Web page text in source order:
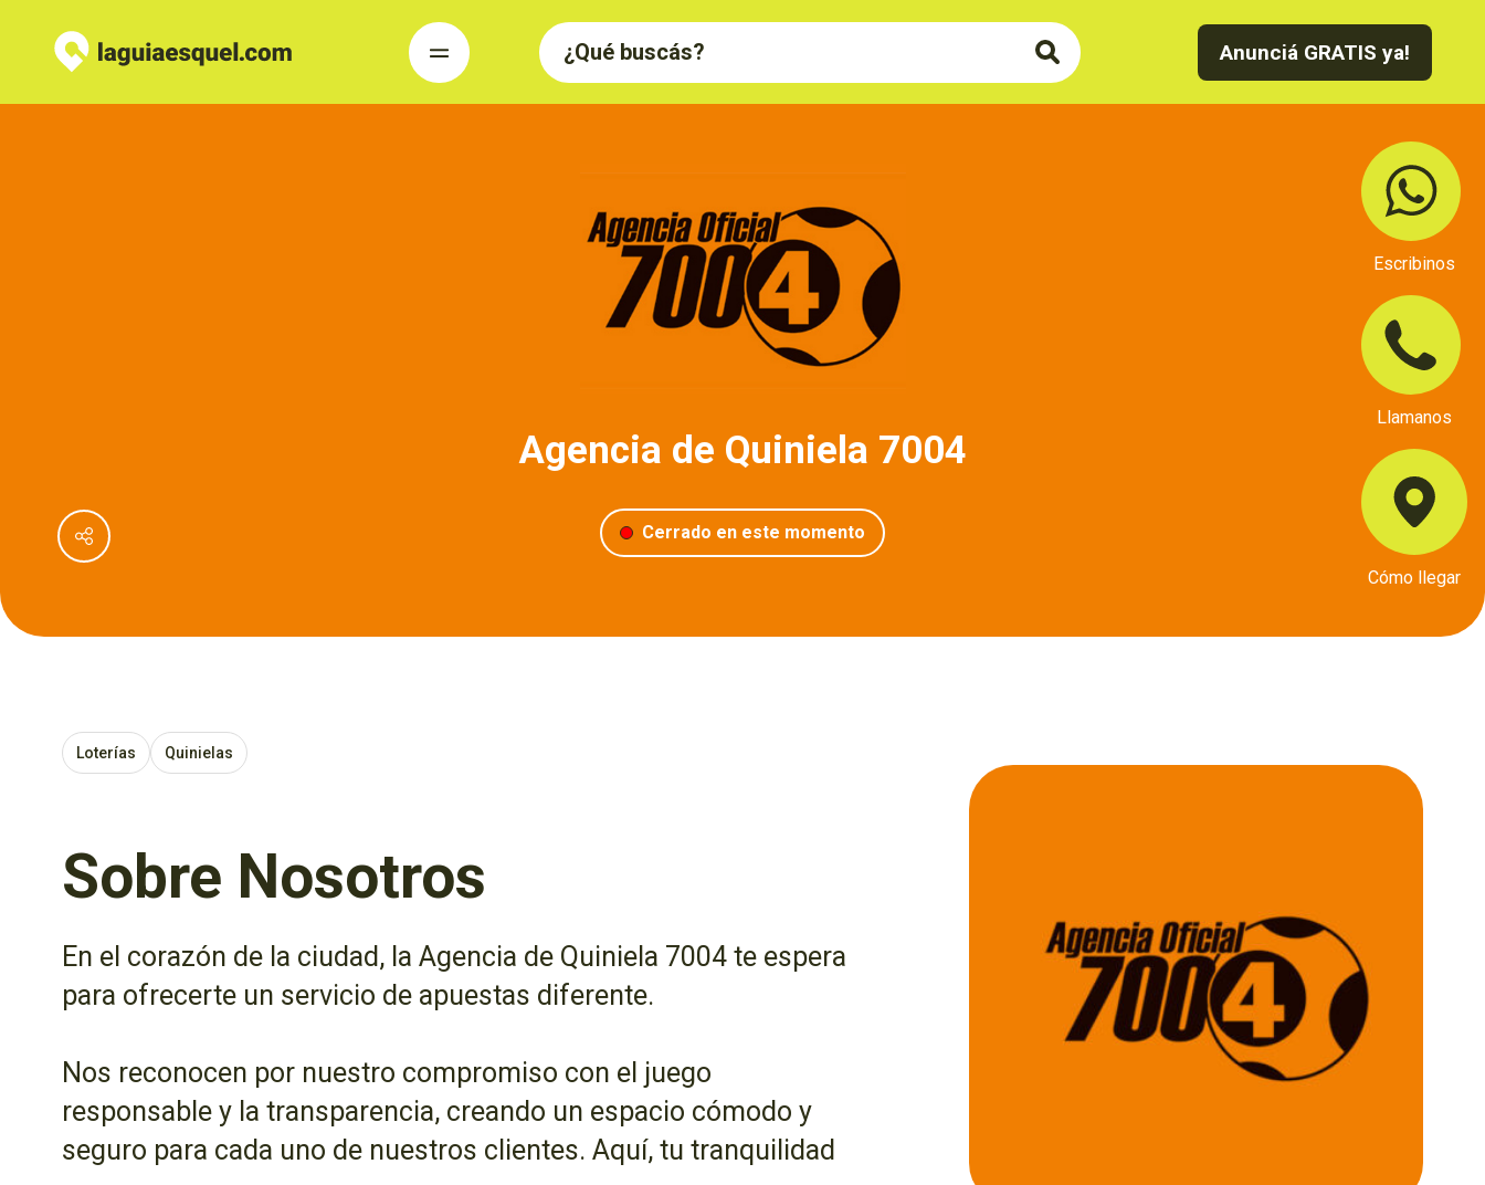
Anunciá GRATIS ya!
Agencia de Quiniela 7004
Cerrado en este momento
Escribinos
Llamanos
Cómo llegar
Loterías Quinielas
Sobre Nosotros
En el corazón de la ciudad, la Agencia de Quiniela 7004 te espera
para ofrecerte un servicio de apuestas diferente.
Nos reconocen por nuestro compromiso con el juego
responsable y la transparencia, creando un espacio cómodo y
seguro para cada uno de nuestros clientes. Aquí, tu tranquilidad